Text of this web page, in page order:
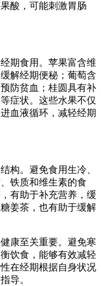
酸，可能刺激胃肠
期食用。苹果富含维
解经期便秘；葡萄含
防贫血；桂圆具有补
症状。这些水果不仅
血液循环，减轻经期
构。避免食用生冷、
铁质和维生素的食
有助于补充营养，缓
姜茶，也有助于缓解
康至关重要。避免寒
饮食，能够有效减轻
在经期根据自身状况
导。